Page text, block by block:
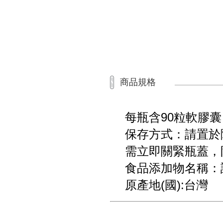
商品規格
每瓶含90粒軟膠
保存方式：請置
需立即關緊瓶蓋
食品添加物名稱
原產地(國):台灣